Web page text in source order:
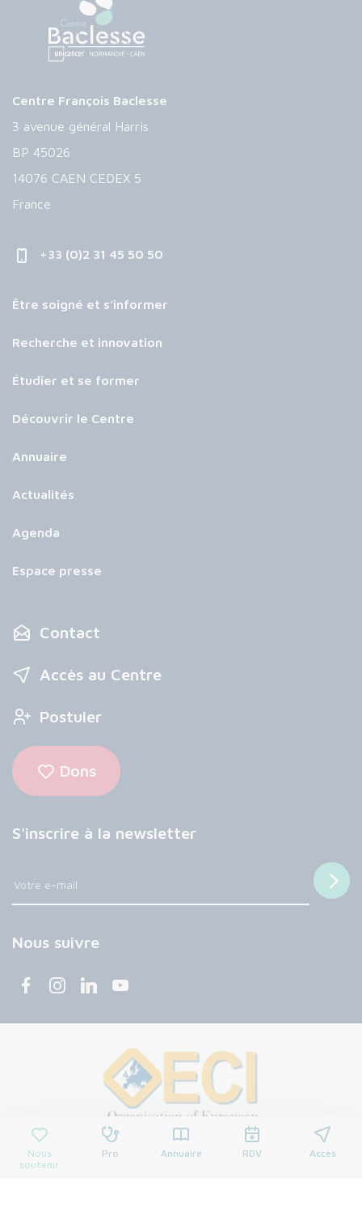
Nous
soutenir
Pro Annuaire RDV Accès
Centre François Baclesse
3 avenue général Harris
BP 45026
14076 CAEN CEDEX 5
France
+33 (0)2 31 45 50 50
Être soigné et s’informer
Recherche et innovation
Étudier et se former
Découvrir le Centre
Annuaire
Actualités
Agenda
Espace presse
Contact
Accès au Centre
Postuler
Dons
S'inscrire à la newsletter
Nous suivre